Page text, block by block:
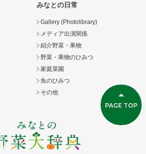
みなとの日常
Gallery (Photolibrary)
メディア出演関係
紹介野菜・果物
野菜・果物のひみつ
家庭菜園
魚のひみつ
その他
PAGE TOP